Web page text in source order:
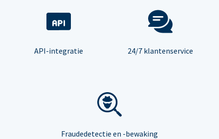
API-integratie 24/7 klantenservice
Fraudedetectie en -bewaking